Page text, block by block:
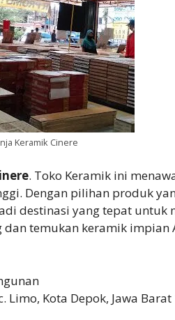
Keramik Cinere
. Toko Keramik ini
Dengan pilihan produk
destinasi yang tepat untuk
temukan keramik impian
Limo, Kota Depok, Jawa